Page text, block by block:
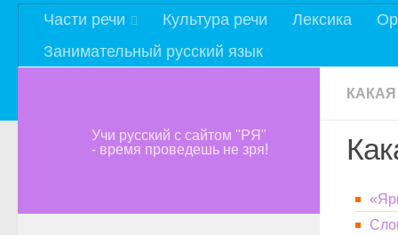
Части речи Культура речи Лексика
Занимательный русский язык
Учи русский с сайтом "РЯ"
- время проведешь не зря!